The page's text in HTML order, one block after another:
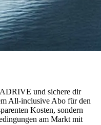
und sichere dir
All-inclusive Abo für den
Kosten, sondern
am Markt mit